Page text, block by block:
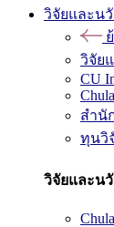
วิจัยและน
วิจัย
CU
สำนั
ทุนวิ
วิจัยและน